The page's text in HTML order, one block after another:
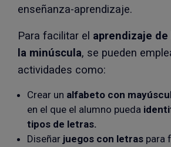
enseñanza-aprendizaje.
Para facilitar el aprendizaje
la minúscula, se pueden
actividades como:
Crear un alfabeto con
en el que el alumno pueda
tipos de letras.
Diseñar juegos con letras para